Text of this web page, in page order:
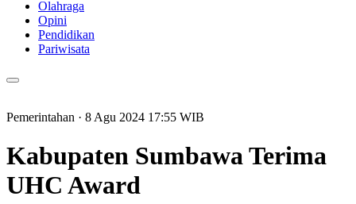
Olahraga
Opini
Pendidikan
Pariwisata
Pemerintahan · 8 Agu 2024 17:55 WIB
Kabupaten Sumbawa Terima
UHC Award